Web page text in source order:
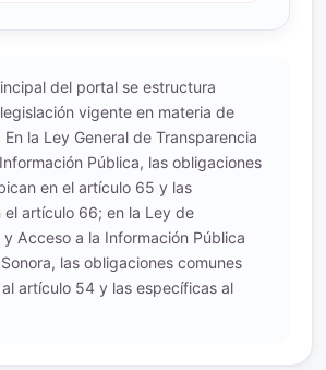
del portal se estructura
vigente en materia de
la Ley General de Transparencia
Pública, las obligaciones
en el artículo 65 y las
el artículo 66; en la Ley de
Acceso a la Información Pública
las obligaciones comunes
artículo 54 y las específicas al